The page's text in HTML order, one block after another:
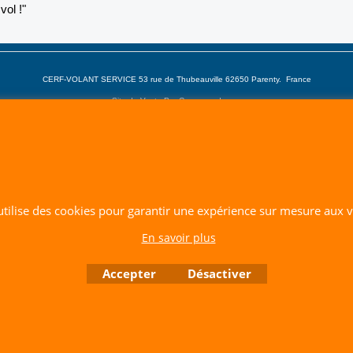
!"
CERF-VOLANT SERVICE 53 rue de Thubeauville 62650 Parenty. France
Site de Vente Par Correspondance.
Boutique en ligne créés avec le logiciel eCommerce ShopFactory
des cookies pour garantir une expérience sur mesure aux
En savoir plus
Accepter Désactiver